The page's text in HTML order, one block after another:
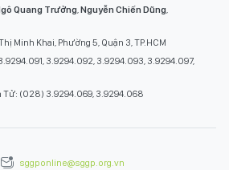
Quang Trưởng,Nguyễn Chiến Dũng,
Minh Khai, Phường 5, Quận 3, TP.HCM
3.9294.092, 3.9294.093, 3.9294.097,
(028) 3.9294.069, 3.9294.068
sggponline@sggp.org.vn